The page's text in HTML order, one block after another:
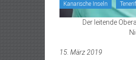
Kanarische Inseln
Der leitende
15. März 2019